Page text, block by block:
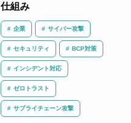
仕組み
企業 サイバー攻撃
セキュリティ BCP対策
インシデント対応
ゼロトラスト
サプライチェーン攻撃